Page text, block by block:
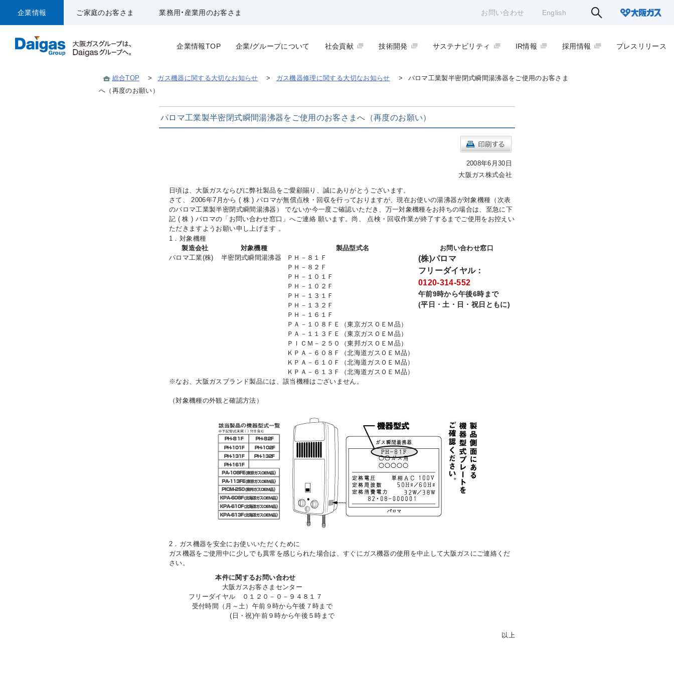
企業情報 ご家庭のお客さま 業務用・産業用のお客さま お問い合わせ English
企業情報TOP 企業/グループについて 社会貢献 技術開発 サステナビリティ IR情報 採用情報 プレスリリース
総合TOP > ガス機器に関する大切なお知らせ > ガス機器修理に関する大切なお知らせ >
パロマ工業製半密閉式瞬間湯沸器をご使用のお客さま
へ（再度のお願い）
パロマ工業製半密閉式瞬間湯沸器をご使用のお客さまへ（再度のお願い）
2008年6月30日
大阪ガス株式会社
日頃は、大阪ガスならびに弊社製品をご愛顧賜り、誠にありがとうございます。
さて、 2006年7月から ( 株 ) パロマが無償点検・回収を行っておりますが、現在お使いの湯沸器が対象機種（次表
のパロマ工業製半密閉式瞬間湯沸器） でないか今一度ご確認いただき、万一対象機種をお持ちの場合は、至急に下
記 ( 株 ) パロマの「お問い合わせ窓口」へご連絡 願います。尚、 点検・回収作業が終了するまでご使用をお控えい
ただきますようお願い申し上げます 。
1． 対象機種
製造会社
対象機種 製品型式名
お問い合わせ窓口
パロマ工業(株)
半密閉式瞬間湯沸器 ＰＨ－８１Ｆ
(株)パロマ
フリーダイヤル：
0120-314-552
午前9時から午後6時まで
(平日・土・日・祝日ともに)
ＰＨ－８２Ｆ
ＰＨ－１０１Ｆ
ＰＨ－１０２Ｆ
ＰＨ－１３１Ｆ
ＰＨ－１３２Ｆ
ＰＨ－１６１Ｆ
ＰＡ－１０８ＦＥ（東京ガスＯＥＭ品）
ＰＡ－１１３ＦＥ（東京ガスＯＥＭ品）
ＰＩＣＭ－２５０（東邦ガスＯＥＭ品）
ＫＰＡ－６０８Ｆ（北海道ガスＯＥＭ品）
ＫＰＡ－６１０Ｆ（北海道ガスＯＥＭ品）
ＫＰＡ－６１３Ｆ（北海道ガスＯＥＭ品）
※なお、大阪ガスブランド製品には、該当機種はございません。
（対象機種の外観と確認方法）
2． ガス機器を安全にお使いいただくために
ガス機器をご使用中に少しでも異常を感じられた場合は、すぐにガス機器の使用を中止して大阪ガスにご連絡くだ
さい。
本件に関するお問い合わせ
大阪ガスお客さまセンター
フリーダイヤル ０１２０－０－９４８１７
受付時間（月～土）午前９時から午後７時まで
(日・祝)午前９時から午後５時まで
以上